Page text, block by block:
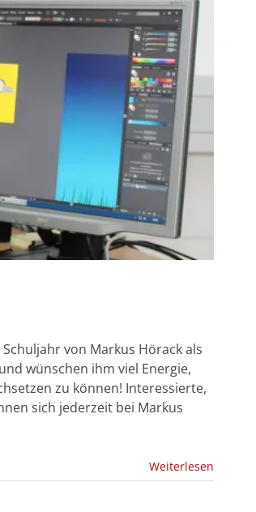
von Markus Hörack als
wünschen ihm viel Energie,
zu können! Interessierte,
sich jederzeit bei Markus
Weiterlesen